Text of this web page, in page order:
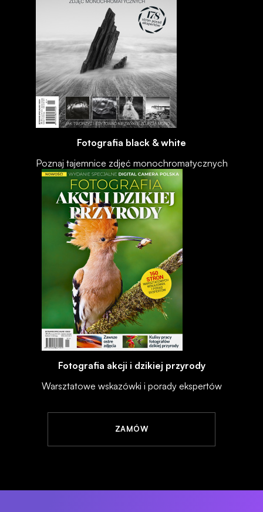
Fotografia black & white
Poznaj tajemnice zdjęć monochromatycznych
Fotografia akcji i dzikiej przyrody
Warsztatowe wskazówki i porady ekspertów
ZAMÓW